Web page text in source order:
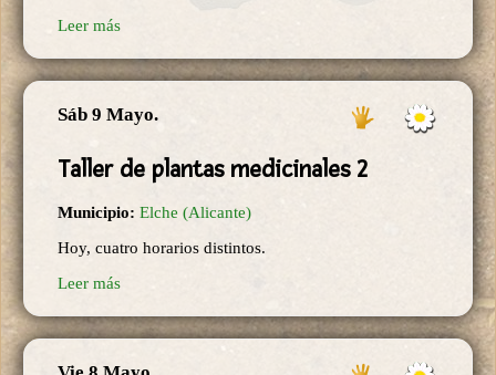
Leer más
Sáb 9 Mayo.
Taller de plantas medicinales 2
Municipio: Elche (Alicante)
Hoy, cuatro horarios distintos.
Leer más